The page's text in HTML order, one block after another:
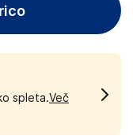
spleta.Več